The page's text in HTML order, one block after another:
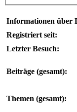
Informationen über
Registriert seit:
Letzter Besuch:
Beiträge (gesamt):
Themen (gesamt):